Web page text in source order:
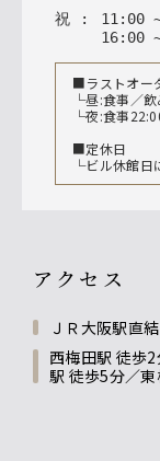
祝 : 11 : 00
16: 00
■ラストオー
└昼:食事／
└夜:食事
■定休日
└ビル休館日
アクセス
ＪＲ大阪駅直結
西梅田駅 徒歩
駅 徒歩5分／